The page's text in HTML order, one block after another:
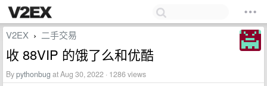
V2EX › 二手交易
收 88VIP 的饿了么和优酷
Bypythonbug at Aug 30, 2022 · 1286 views